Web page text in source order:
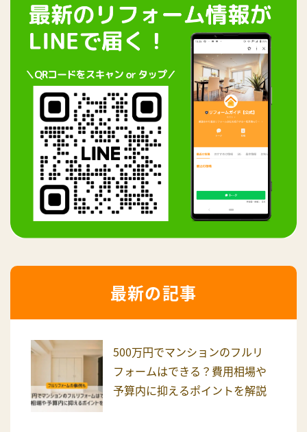
最新の記事
500万円でマンションのフルリ
フォームはできる？費用相場や
予算内に抑えるポイントを解説